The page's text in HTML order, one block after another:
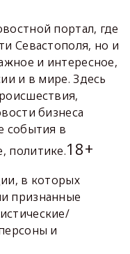
портал, где
Севастополя, но и
и интересное,
и в мире. Здесь
бизнеса
события в
политике.18+
в которых
признанные
и